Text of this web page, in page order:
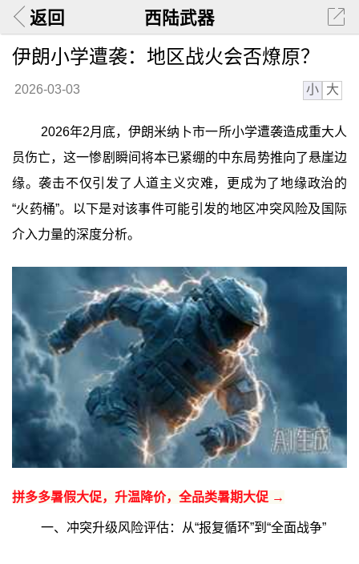
返回 西陆武器
伊朗小学遭袭：地区战火会否燎原？
2026-03-03 小 大
2026年2月底，伊朗米纳卜市一所小学遭袭造成重大人
员伤亡，这一惨剧瞬间将本已紧绷的中东局势推向了悬崖边
缘。袭击不仅引发了人道主义灾难，更成为了地缘政治的
“火药桶”。以下是对该事件可能引发的地区冲突风险及国际
介入力量的深度分析。
拼多多暑假大促，升温降价，全品类暑期大促 →
一、冲突升级风险评估：从“报复循环”到“全面战争”